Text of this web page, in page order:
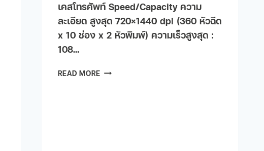
เคสโทรศัพท์ Speed/Capacity ความ
ละเอียด สูงสุด 720×1440 dpi (360 หัวฉีด
x 10 ช่อง x 2 หัวพิมพ์) ความเร็วสูงสุด :
108…
READ MORE